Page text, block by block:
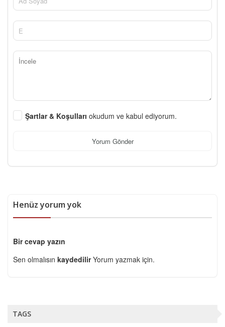
Şartlar & Koşulları okudum ve kabul ediyorum.
Yorum Gönder
Henüz yorum yok
Bir cevap yazın
Sen olmalısın kaydedilirYorum yazmak için.
TAGS